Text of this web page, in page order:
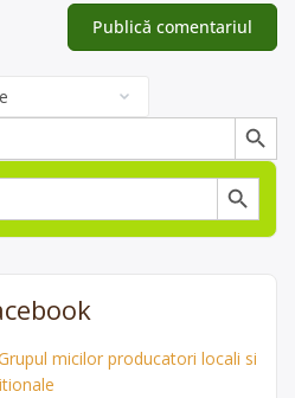
Search Button
Search Button
micilor producatori locali si